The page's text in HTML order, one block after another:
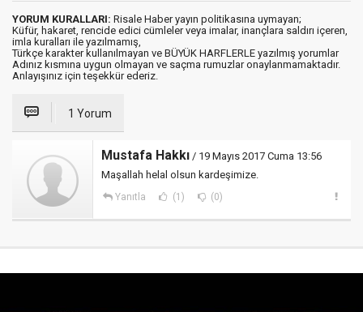
YORUM KURALLARI: Risale Haber yayın politikasına uymayan;
Küfür, hakaret, rencide edici cümleler veya imalar, inançlara saldırı içeren,
imla kuralları ile yazılmamış,
Türkçe karakter kullanılmayan ve BÜYÜK HARFLERLE yazılmış yorumlar
Adınız kısmına uygun olmayan ve saçma rumuzlar onaylanmamaktadır.
Anlayışınız için teşekkür ederiz.
1 Yorum
Mustafa Hakkı / 19 Mayıs 2017 Cuma 13:56
Maşallah helal olsun kardeşimize.
Yanıtla (1) (0)